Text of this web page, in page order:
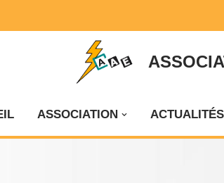
ASSOCIATION ACTUALITÉS